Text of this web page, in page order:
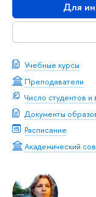
Для
Учебные курсы
Преподаватели
Число студентов и
Документы
Расписание
Академический